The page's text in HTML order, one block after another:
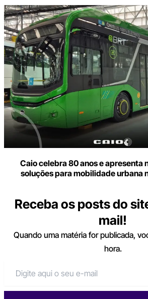
Caio celebra 80 anos e apresenta
soluções para mobilidade urbana
Receba os posts do
mail!
Quando uma matéria for publicada,
hora.